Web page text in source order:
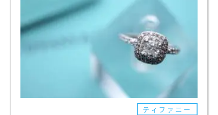
ティファニー